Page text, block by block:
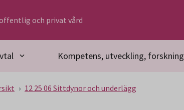
och privat vård
Kompetens, utveckling, forskning
12 25 06 Sittdynor och underlägg